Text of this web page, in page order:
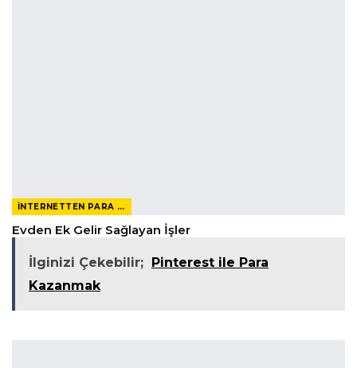
İNTERNETTEN PARA KAZANMAK
Evden Ek Gelir Sağlayan İşler
İlginizi Çekebilir; Pinterest ile Para
Kazanmak